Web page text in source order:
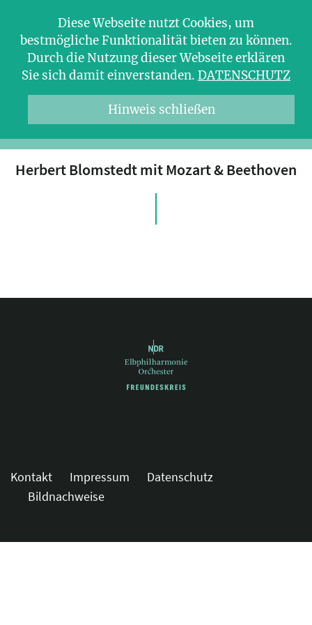
Diese Webseite nutzt Cookies, um
bestmögliche Funktionalität bieten zu können.
Durch die Nutzung dieser Webseite erklären
Sie sich damit einverstanden. DATENSCHUTZ
Hinweis schließen
Herbert Blomstedt mit Mozart & Beethoven
Kontakt Impressum
Datenschutz
Bildnachweise